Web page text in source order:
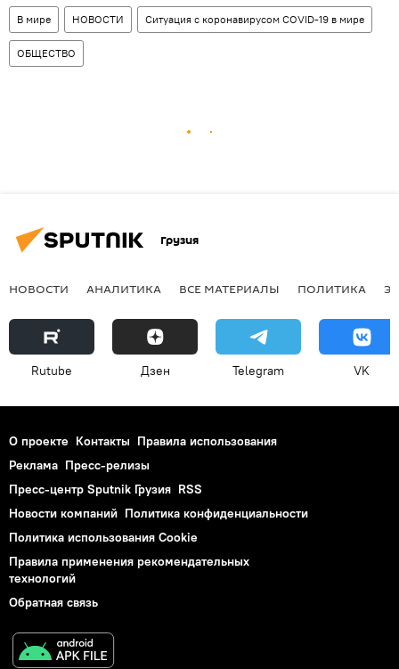
В мире НОВОСТИ Ситуация с коронавирусом COVID-19 в мире
ОБЩЕСТВО
Грузия
НОВОСТИ АНАЛИТИКА ВСЕ МАТЕРИАЛЫ ПОЛИТИКА
Rutube Дзен Telegram VK
О проекте Контакты Правила использования
Реклама Пресс-релизы
Пресс-центр Sputnik Грузия RSS
Новости компаний Политика конфиденциальности
Политика использования Cookie
Правила применения рекомендательных
технологий
Обратная связь